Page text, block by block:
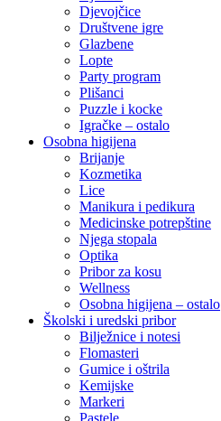
Djevojčice
Društvene igre
Glazbene
Lopte
Party program
Plišanci
Puzzle i kocke
Igračke – ostalo
Osobna higijena
Brijanje
Kozmetika
Lice
Manikura i pedikura
Medicinske potrepštine
Njega stopala
Optika
Pribor za kosu
Wellness
Osobna higijena – ostalo
Školski i uredski pribor
Bilježnice i notesi
Flomasteri
Gumice i oštrila
Kemijske
Markeri
Pastele